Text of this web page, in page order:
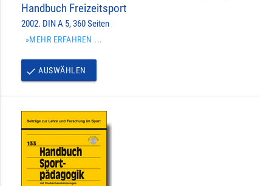
Handbuch Freizeitsport
2002. DIN A 5, 360 Seiten
»MEHR ERFAHREN ...
done AUSWÄHLEN